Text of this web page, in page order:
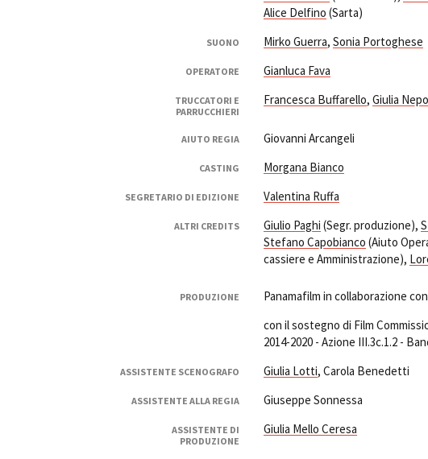
Alice Delfino (Sarta)
SUONO Mirko Guerra, Sonia Portoghese
OPERATORE Gianluca Fava
TRUCCATORI E
PARRUCCHIERI
Francesca Buffarello, Giulia
AIUTO REGIA Giovanni Arcangeli
CASTING Morgana Bianco
SEGRETARIO DI EDIZIONE Valentina Ruffa
ALTRI CREDITS Giulio Paghi (Segr. produzione),
Stefano Capobianco (Aiuto
cassiere e Amministrazione),
PRODUZIONE
Panamafilm in collaborazione
con il sostegno di Film
2014-2020 - Azione III.3c.1.2 -
ASSISTENTE SCENOGRAFO Giulia Lotti, Carola Benedetti
ASSISTENTE ALLA REGIA Giuseppe Sonnessa
ASSISTENTE DI
PRODUZIONE
Giulia Mello Ceresa